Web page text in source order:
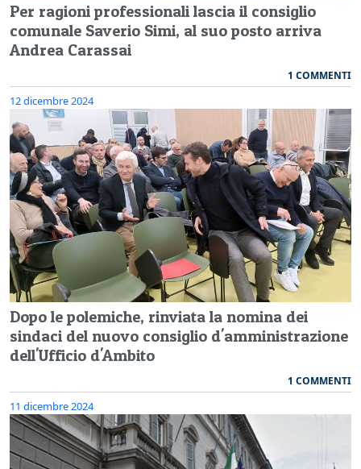
Per ragioni professionali lascia il consiglio
comunale Saverio Simi, al suo posto arriva
Andrea Carassai
1 COMMENTI
12 dicembre 2024
Dopo le polemiche, rinviata la nomina dei
sindaci del nuovo consiglio d'amministrazione
dell'Ufficio d'Ambito
1 COMMENTI
11 dicembre 2024